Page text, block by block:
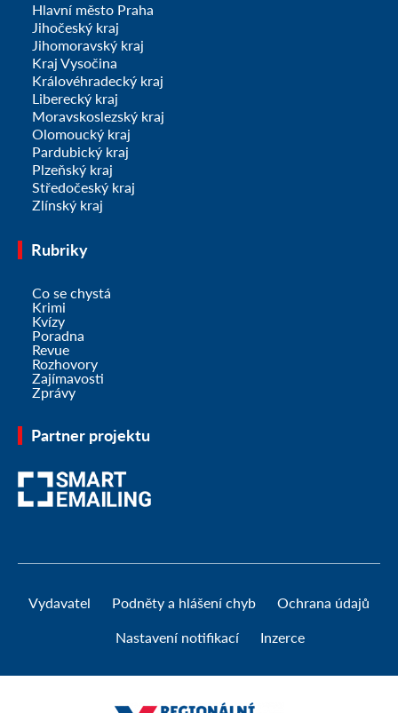
Hlavní město Praha
Jihočeský kraj
Jihomoravský kraj
Kraj Vysočina
Královéhradecký kraj
Liberecký kraj
Moravskoslezský kraj
Olomoucký kraj
Pardubický kraj
Plzeňský kraj
Středočeský kraj
Zlínský kraj
Rubriky
Co se chystá
Krimi
Kvízy
Poradna
Revue
Rozhovory
Zajímavosti
Zprávy
Partner projektu
Vydavatel Podněty a hlášení chyb Ochrana údajů
Nastavení notifikací Inzerce